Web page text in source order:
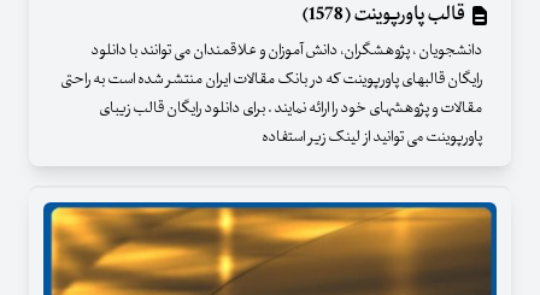
قالب پاورپوینت (1578)
دانشجویان ، پژوهشگران، دانش آموزان و علاقمندان می توانند با دانلود
رایگان قالبهای پاورپوینت که در بانک مقالات ایران منتشر شده است به راحتی
مقالات و پژوهشهای خود را ارائه نمایند . برای دانلود رایگان قالب زیبای
پاورپوینت می توانید از لینک زیر استفاده